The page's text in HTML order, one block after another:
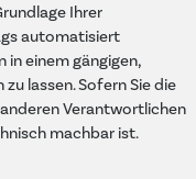
Ihrer
automatisiert
in einem gängigen,
lassen. Sofern Sie die
Verantwortlichen
machbar ist.